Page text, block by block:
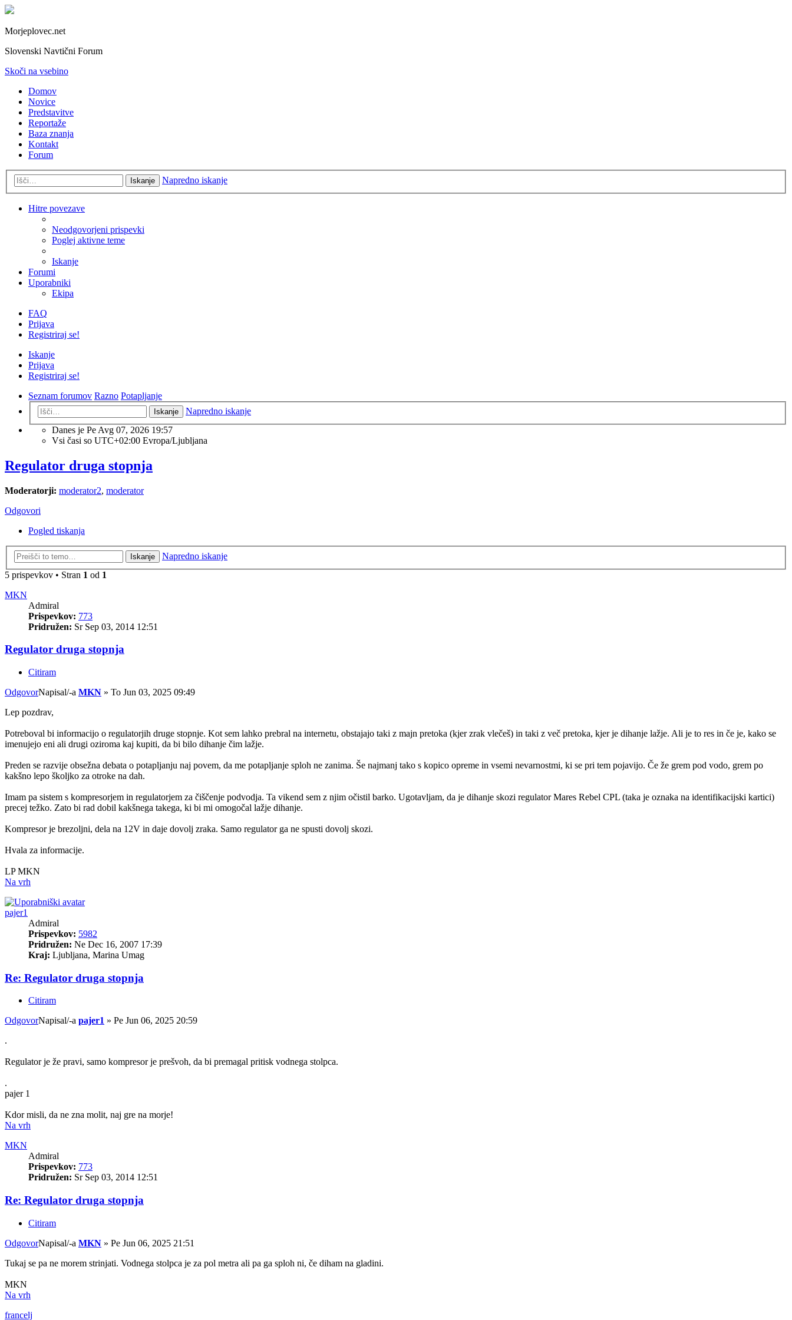
Morjeplovec.net
Slovenski Navtični Forum
Skoči na vsebino
Domov
Novice
Predstavitve
Reportaže
Baza znanja
Kontakt
Forum
Iskanje Napredno iskanje
Hitre povezave
Neodgovorjeni prispevki
Poglej aktivne teme
Iskanje
Forumi
Uporabniki
Ekipa
FAQ
Prijava
Registriraj se!
Iskanje
Prijava
Registriraj se!
Seznam forumov Razno Potapljanje
Iskanje
Napredno iskanje
Danes je Pe Avg 07, 2026 19:57
Vsi časi so UTC+02:00 Evropa/Ljubljana
Regulator druga stopnja
Moderatorji: moderator2, moderator
Odgovori
Pogled tiskanja
Iskanje
Napredno iskanje
5 prispevkov • Stran 1 od 1
MKN
Admiral
Prispevkov: 773
Pridružen: Sr Sep 03, 2014 12:51
Regulator druga stopnja
Citiram
OdgovorNapisal/-a MKN » To Jun 03, 2025 09:49
Lep pozdrav,
Potreboval bi informacijo o regulatorjih druge stopnje. Kot sem lahko prebral na internetu, obstajajo taki z majn pretoka (kjer zrak vlečeš) in taki z več pretoka, kjer je dihanje lažje. Ali je to res in če je, kako se
imenujejo eni ali drugi oziroma kaj kupiti, da bi bilo dihanje čim lažje.
Preden se razvije obsežna debata o potapljanju naj povem, da me potapljanje sploh ne zanima. Še najmanj tako s kopico opreme in vsemi nevarnostmi, ki se pri tem pojavijo. Če že grem pod vodo, grem po
kakšno lepo školjko za otroke na dah.
Imam pa sistem s kompresorjem in regulatorjem za čiščenje podvodja. Ta vikend sem z njim očistil barko. Ugotavljam, da je dihanje skozi regulator Mares Rebel CPL (taka je oznaka na identifikacijski kartici)
precej težko. Zato bi rad dobil kakšnega takega, ki bi mi omogočal lažje dihanje.
Kompresor je brezoljni, dela na 12V in daje dovolj zraka. Samo regulator ga ne spusti dovolj skozi.
Hvala za informacije.
LP MKN
Na vrh
pajer1
Admiral
Prispevkov: 5982
Pridružen: Ne Dec 16, 2007 17:39
Kraj: Ljubljana, Marina Umag
Re: Regulator druga stopnja
Citiram
OdgovorNapisal/-a pajer1 » Pe Jun 06, 2025 20:59
.
Regulator je že pravi, samo kompresor je prešvoh, da bi premagal pritisk vodnega stolpca.
.
pajer 1
Kdor misli, da ne zna molit, naj gre na morje!
Na vrh
MKN
Admiral
Prispevkov: 773
Pridružen: Sr Sep 03, 2014 12:51
Re: Regulator druga stopnja
Citiram
OdgovorNapisal/-a MKN » Pe Jun 06, 2025 21:51
Tukaj se pa ne morem strinjati. Vodnega stolpca je za pol metra ali pa ga sploh ni, če diham na gladini.
MKN
Na vrh
francelj